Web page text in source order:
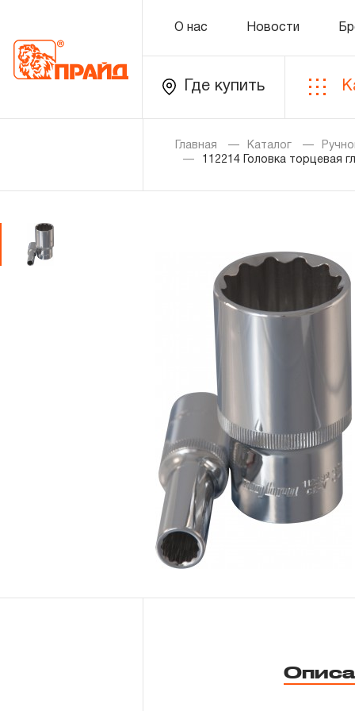
О нас Новости
Где купить
Каталог
Золотая лихорадка
Распродажа
Уцененный товар
Бренды
Гарантия и сервис
Доставка и оплата
Партнерам
Главная Каталог
112214 Головка торцевая